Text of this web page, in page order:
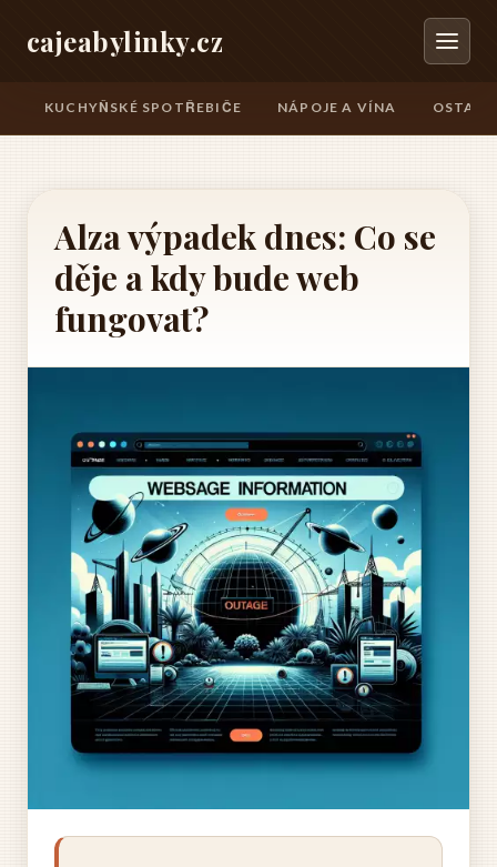
cajeabylinky.cz
KUCHYŇSKÉ SPOTŘEBIČE NÁPOJE A VÍNA
Alza výpadek dnes: Co se
děje a kdy bude web
fungovat?